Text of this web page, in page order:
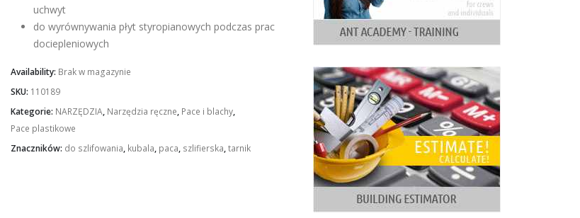
uchwyt
do wyrównywania płyt styropianowych podczas prac
dociepleniowych
Availability: Brak w magazynie
SKU: 110189
Kategorie: NARZĘDZIA, Narzędzia ręczne, Pace i blachy,
Pace plastikowe
Znaczników: do szlifowania, kubala, paca, szlifierska,tarnik